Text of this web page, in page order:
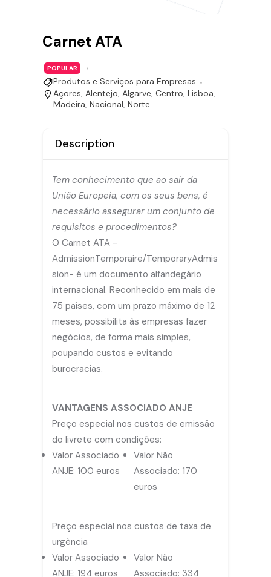
Carnet ATA
POPULAR
Produtos e Serviços para Empresas
Açores, Alentejo, Algarve, Centro, Lisboa,
Madeira, Nacional, Norte
Description
Tem conhecimento que ao sair da
União Europeia, com os seus bens, é
necessário assegurar um conjunto de
requisitos e procedimentos?
O Carnet ATA -
AdmissionTemporaire/TemporaryAdmis
sion- é um documento alfandegário
internacional. Reconhecido em mais de
75 países, com um prazo máximo de 12
meses, possibilita às empresas fazer
negócios, de forma mais simples,
poupando custos e evitando
burocracias.
VANTAGENS ASSOCIADO ANJE
Preço especial nos custos de emissão
do livrete com condições:
Valor Associado
ANJE: 100 euros
Valor Não
Associado: 170
euros
Preço especial nos custos de taxa de
urgência
Valor Associado
ANJE: 194 euros
Valor Não
Associado: 334